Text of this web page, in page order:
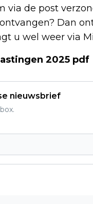
via de post
Dan
u wel weer via
2025 pdf
nieuwsbrief